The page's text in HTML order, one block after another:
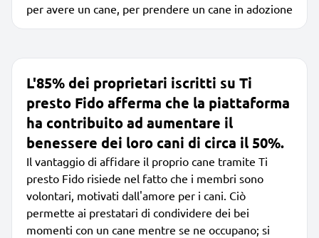
per avere un cane, per prendere un cane in adozione
L'85% dei proprietari iscritti su Ti
presto Fido afferma che la piattaforma
ha contribuito ad aumentare il
benessere dei loro cani di circa il 50%.
Il vantaggio di affidare il proprio cane tramite Ti
presto Fido risiede nel fatto che i membri sono
volontari, motivati dall'amore per i cani. Ciò
permette ai prestatari di condividere dei bei
momenti con un cane mentre se ne occupano; si